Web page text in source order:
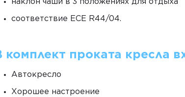
наклон чаши в 3 положениях для отдыха
соответствие ECE R44/04.
комплект проката кресла
Автокресло
Хорошее настроение